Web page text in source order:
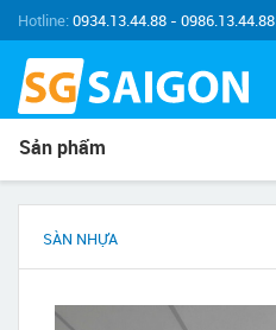
Hotline:0934.13.44.88 - 0986.13.44.88
Sản phẩm
SÀN NHỰA